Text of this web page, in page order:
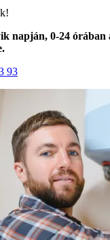
napján, 0-24 órában
93